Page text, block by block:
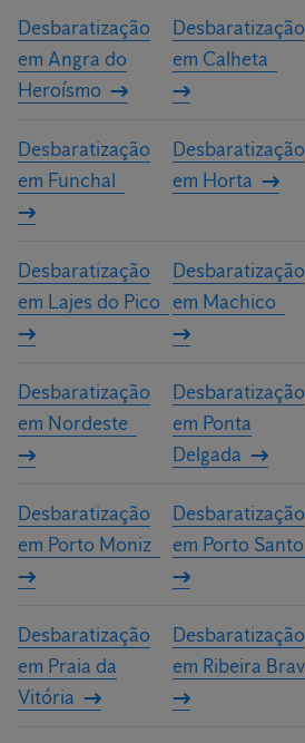
os nossos especialistas irão elaborar
personalizado para a sua casa ou a sua
Desbaratização
em Angra do
Heroísmo
Desbaratização
em Calheta
Desbaratização
em Funchal
Desbaratização
em Horta
Desbaratização
em Lajes do Pico
Desbaratização
em Machico
Desbaratização
em Nordeste
Desbaratização
em Ponta
Delgada
Desbaratização
em Porto Moniz
Desbaratização
em Porto Santo
Desbaratização
em Praia da
Vitória
Desbaratização
em Ribeira